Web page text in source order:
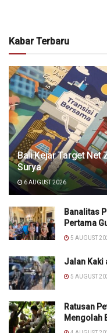
Kabar Terbaru
Bali Kejar Target Net
Surya
6 AUGUST 2026
Banalitas
Pertama
5 AUGUST
Jalan Kaki
5 AUGUST
Ratusan
Mengolah